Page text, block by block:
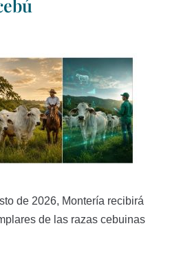
de 2026, Montería recibirá
de las razas cebuinas